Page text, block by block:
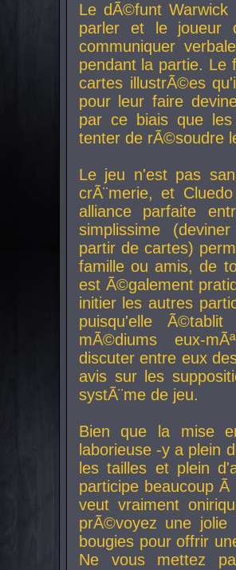
Le dÃ©funt Warwick
parler et le joueur
communiquer
pendant la partie. Le
cartes illustrÃ©es
pour leur faire
par ce biais que
tenter de rÃ©soudre
Le jeu n'est pas
crÃ¨merie, et
alliance parfaite
simplissime
partir de cartes)
famille ou amis, de
est Ã©galement
initier les autres
puisqu'elle
mÃ©diums eux-
discuter entre eux
avis sur les
systÃ¨me de jeu.
Bien que la mise
laborieuse -y a plein
les tailles et plein
participe beaucoup
veut vraiment
prÃ©voyez une
bougies pour offrir
Ne vous mettez